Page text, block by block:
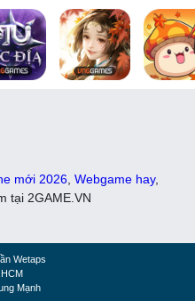
mới 2026 Webgame hay,
tại 2GAME.VN
Wetaps
Mạnh